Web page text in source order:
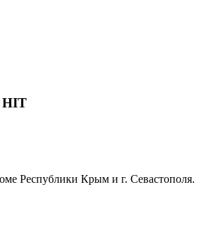
HIT
Республики Крым и г. Севастополя.